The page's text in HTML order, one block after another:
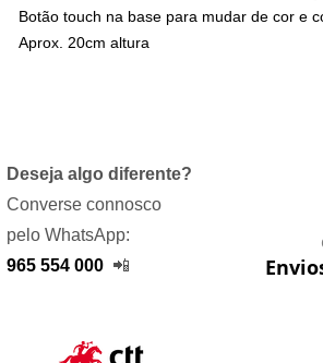
Botão touch na base para mudar de cor e
Aprox. 20cm altura
Deseja algo diferente?
Converse connosco
pelo WhatsApp:
965 554 000 📲